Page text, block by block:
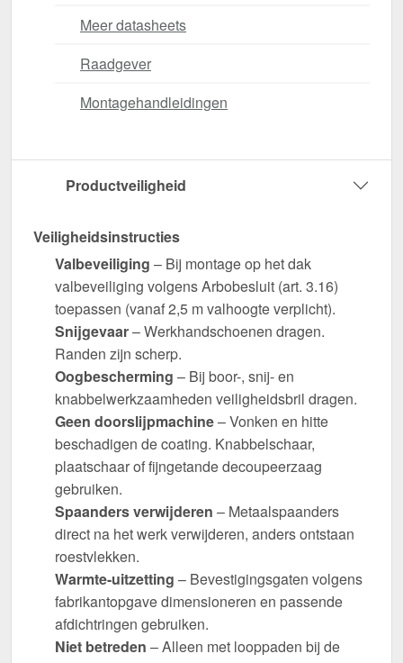
Meer datasheets
Raadgever
Montagehandleidingen
Productveiligheid
Veiligheidsinstructies
Valbeveiliging – Bij montage op het dak
valbeveiliging volgens Arbobesluit (art. 3.16)
toepassen (vanaf 2,5 m valhoogte verplicht).
Snijgevaar– Werkhandschoenen dragen.
Randen zijn scherp.
Oogbescherming – Bij boor-, snij- en
knabbelwerkzaamheden veiligheidsbril dragen.
Geen doorslijpmachine– Vonken en hitte
beschadigen de coating. Knabbelschaar,
plaatschaar of fijngetande decoupeerzaag
gebruiken.
Spaanders verwijderen – Metaalspaanders
direct na het werk verwijderen, anders ontstaan
roestvlekken.
Warmte-uitzetting – Bevestigingsgaten volgens
fabrikantopgave dimensioneren en passende
afdichtringen gebruiken.
Niet betreden – Alleen met looppaden bij de